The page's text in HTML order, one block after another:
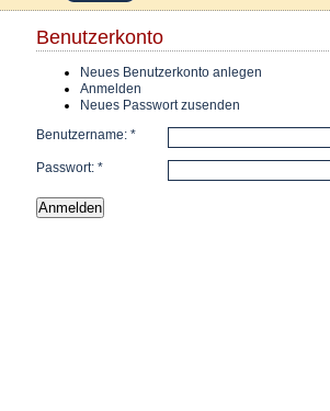
Benutzerkonto
Neues Benutzerkonto anlegen
Anmelden
Neues Passwort zusenden
Benutzername: *
Passwort: *